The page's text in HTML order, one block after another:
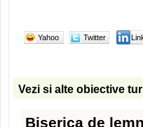
Yahoo Twitter
Vezi si alte obiective
Biserica de